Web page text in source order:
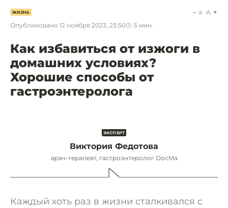
ЖИЗНЬ
Опубликовано 12 ноября 2023, 23:50 5 мин.
a A
Как избавиться от изжоги в
домашних условиях?
Хорошие способы от
гастроэнтеролога
Виктория Федотова
врач-терапевт, гастроэнтеролог DocMa
Каждый хоть раз в жизни сталкивался с